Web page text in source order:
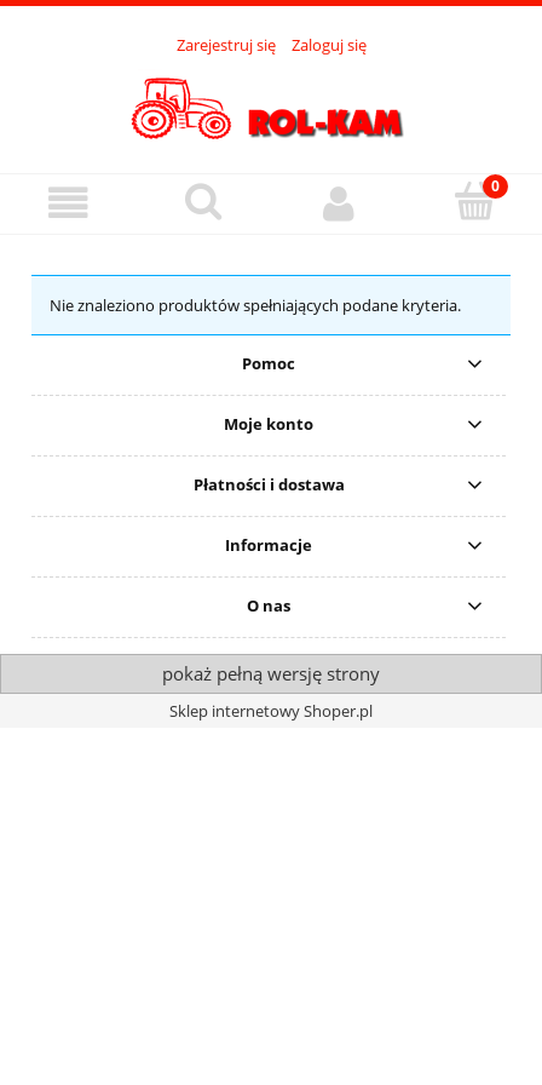
Zarejestruj się Zaloguj się
Nie znaleziono produktów spełniających podane kryteria.
Pomoc
Moje konto
Płatności i dostawa
Informacje
O nas
pokaż pełną wersję strony
Sklep internetowy Shoper.pl